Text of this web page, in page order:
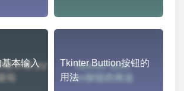
本输入
Tkinter Buttion按钮的
用法